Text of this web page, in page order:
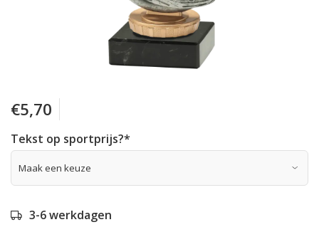
€5,70
Tekst op sportprijs?*
3-6 werkdagen